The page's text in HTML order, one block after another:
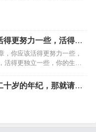
得更努力一些，活得更
，你应该活得更努力一些，
活得更独立一些，你的生
…
十岁的年纪，那就请认